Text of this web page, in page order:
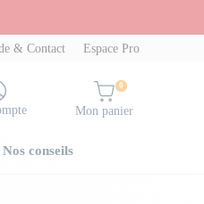
& Contact Espace Pro
0
Mon panier
Nos conseils